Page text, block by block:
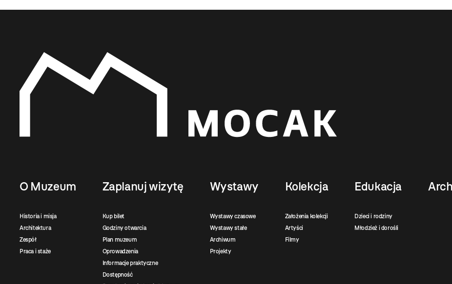
O Muzeum
Historia i misja
Architektura
Zespół
Praca i staże
Zaplanuj wizytę
Kup bilet
Godziny otwarcia
Plan muzeum
Oprowadzenia
Informacje praktyczne
Dostępność
Wystawy
Wystawy czasowe
Wystawy stałe
Archiwum
Projekty
Kolekcja
Założenia kolekcji
Artyści
Filmy
Edukacja
Dzieci i rodziny
Młodzież i dorośli